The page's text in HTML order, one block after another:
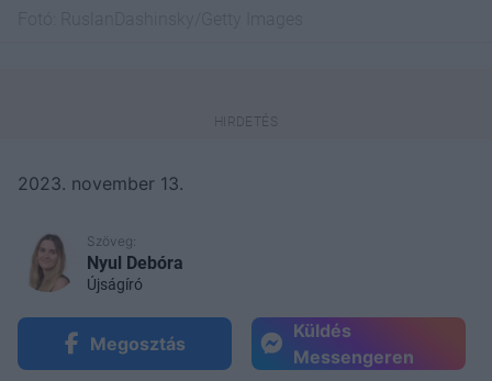
2023. november 13.
Szöveg:
Nyul Debóra
Újságíró
Megosztás
Küldés
Messengeren